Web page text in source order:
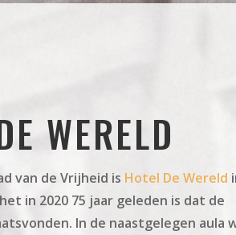
WERELD
van de Vrijheid is Hotel De Wereld
in 2020 75 jaar geleden is dat de
In de naastgelegen aula